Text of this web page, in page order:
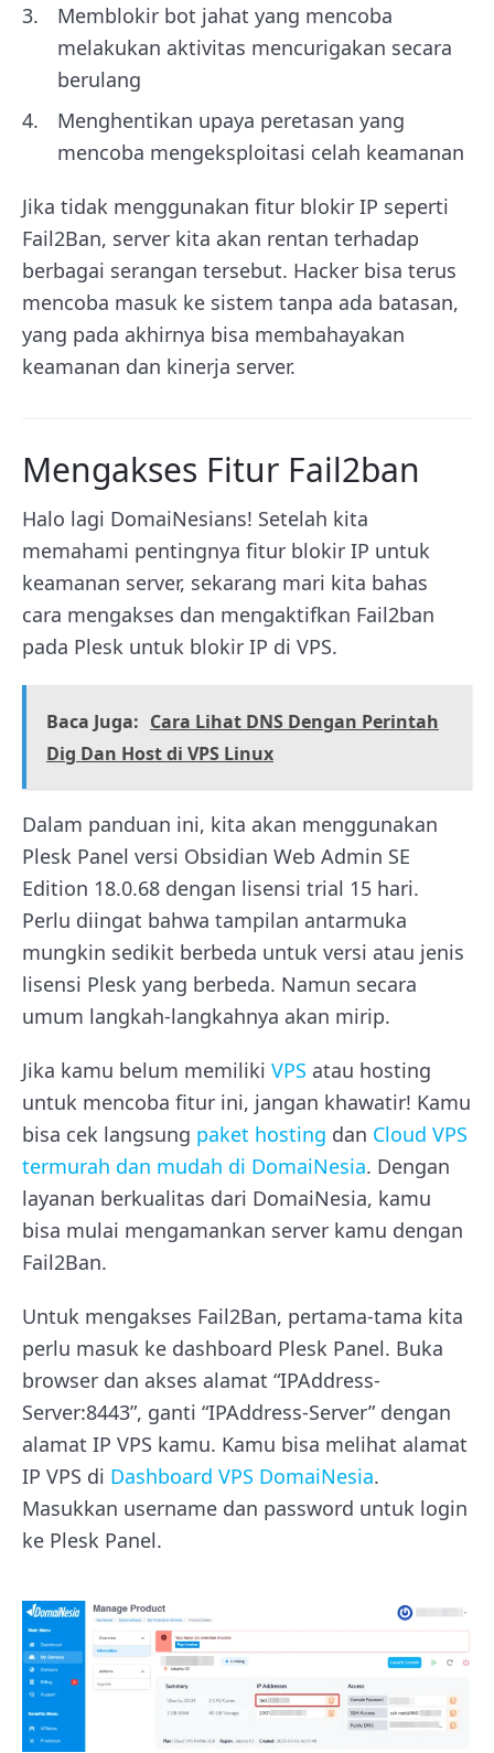
Memblokir bot jahat yang mencoba
melakukan aktivitas mencurigakan secara
berulang
Menghentikan upaya peretasan yang
mencoba mengeksploitasi celah keamanan
Jika tidak menggunakan fitur blokir IP seperti
Fail2Ban, server kita akan rentan terhadap
berbagai serangan tersebut. Hacker bisa terus
mencoba masuk ke sistem tanpa ada batasan,
yang pada akhirnya bisa membahayakan
keamanan dan kinerja server.
Mengakses Fitur Fail2ban
Halo lagi DomaiNesians! Setelah kita
memahami pentingnya fitur blokir IP untuk
keamanan server, sekarang mari kita bahas
cara mengakses dan mengaktifkan Fail2ban
pada Plesk untuk blokir IP di VPS.
Baca Juga: Cara Lihat DNS Dengan Perintah
Dig Dan Host di VPS Linux
Dalam panduan ini, kita akan menggunakan
Plesk Panel versi Obsidian Web Admin SE
Edition 18.0.68 dengan lisensi trial 15 hari.
Perlu diingat bahwa tampilan antarmuka
mungkin sedikit berbeda untuk versi atau jenis
lisensi Plesk yang berbeda. Namun secara
umum langkah-langkahnya akan mirip.
Jika kamu belum memiliki VPS atau hosting
untuk mencoba fitur ini, jangan khawatir! Kamu
bisa cek langsung paket hosting dan Cloud VPS
termurah dan mudah di DomaiNesia. Dengan
layanan berkualitas dari DomaiNesia, kamu
bisa mulai mengamankan server kamu dengan
Fail2Ban.
Untuk mengakses Fail2Ban, pertama-tama kita
perlu masuk ke dashboard Plesk Panel. Buka
browser dan akses alamat “IPAddress-
Server:8443”, ganti “IPAddress-Server” dengan
alamat IP VPS kamu. Kamu bisa melihat alamat
IP VPS di Dashboard VPS DomaiNesia.
Masukkan username dan password untuk login
ke Plesk Panel.